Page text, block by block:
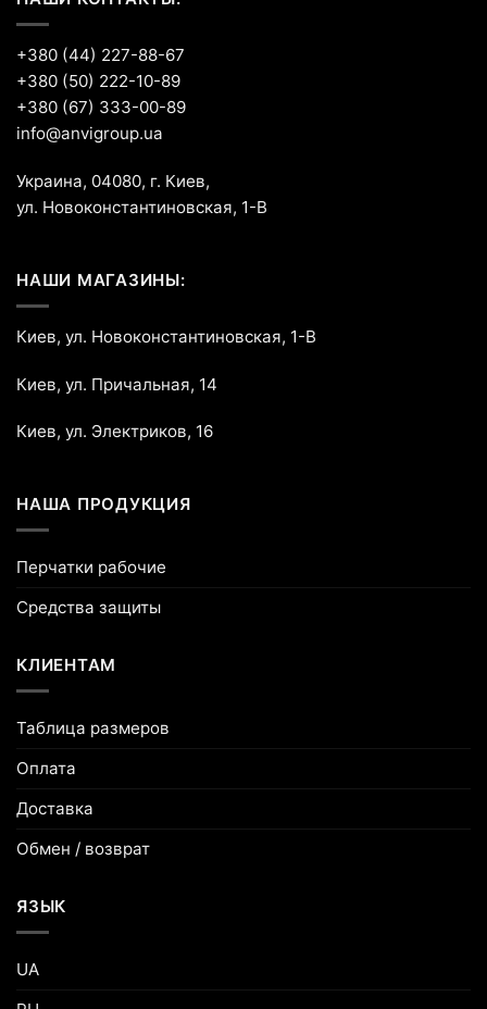
+380 (44) 227-88-67
+380 (50) 222-10-89
+380 (67) 333-00-89
info@anvigroup.ua
Украина, 04080, г. Киев,
ул. Новоконстантиновская, 1-В
НАШИ МАГАЗИНЫ:
Киев, ул. Новоконстантиновская, 1-В
Киев, ул. Причальная, 14
Киев, ул. Электриков, 16
НАША ПРОДУКЦИЯ
Перчатки рабочие
Средства защиты
КЛИЕНТАМ
Таблица размеров
Оплата
Доставка
Обмен / возврат
ЯЗЫК
UA